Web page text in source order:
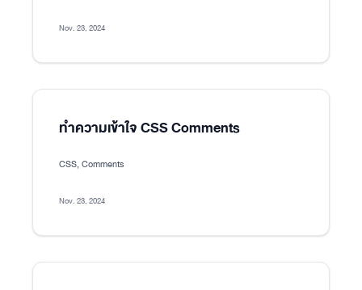
Nov. 23, 2024
ทำความเข้าใจ CSS Comments
CSS, Comments
Nov. 23, 2024